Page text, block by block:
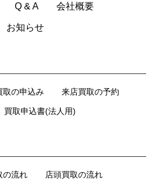
Q & A 会社概要
お知らせ
取の申込み 来店買取の予約
買取申込書(法人用)
の流れ 店頭買取の流れ